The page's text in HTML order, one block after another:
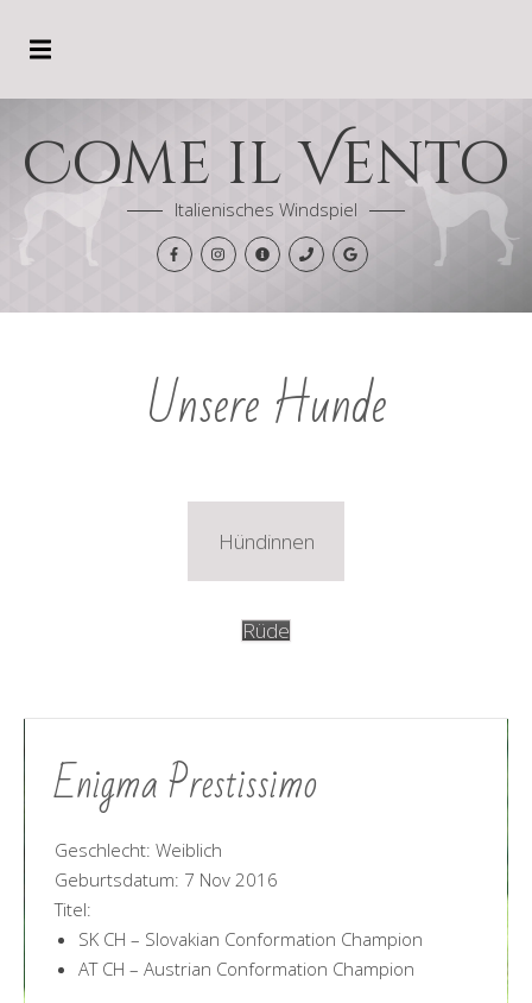
Come il Vento
Italienisches Windspiel
Unsere Hunde
Hündinnen
Rüde
Enigma Prestissimo
Geschlecht: Weiblich
Geburtsdatum: 7 Nov 2016
Titel:
SK CH – Slovakian Conformation Champion
AT CH – Austrian Conformation Champion